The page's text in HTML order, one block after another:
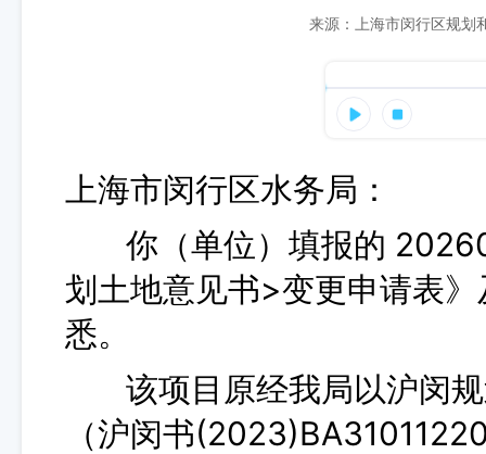
来源：上海市闵行区规
上海市闵行区水务局：
你（单位）填报的
划土地意见书>变更申请表
悉。
该项目原经我局以沪闵规
（沪闵书